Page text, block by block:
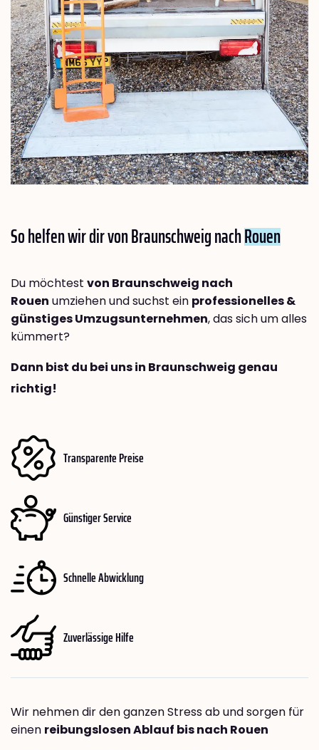
So helfen wir dir von Braunschweig nachRouen
Du möchtest von Braunschweig nach
Rouen umziehen und suchst ein professionelles &
günstiges Umzugsunternehmen, das sich um alles
kümmert?
Dann bist du bei uns in Braunschweig genau
richtig!
Transparente Preise
Günstiger Service
Schnelle Abwicklung
Zuverlässige Hilfe
Wir nehmen dir den ganzen Stress ab und sorgen für
einen reibungslosen Ablauf bis nach Rouen